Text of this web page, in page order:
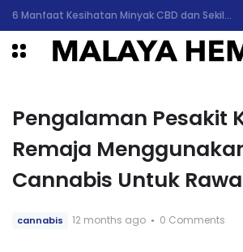
6 Manfaat Kesihatan Minyak CBD dan Sekilas Mengenai Kesan Sampingan
Pengalaman Pesakit
Remaja
Cannabis Untuk
cannabis 12 months ago 0 Comments